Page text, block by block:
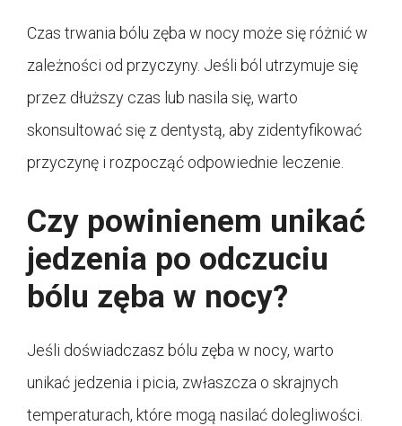
Czas trwania bólu zęba w nocy może się różnić w
zależności od przyczyny. Jeśli ból utrzymuje się
przez dłuższy czas lub nasila się, warto
skonsultować się z dentystą, aby zidentyfikować
przyczynę i rozpocząć odpowiednie leczenie.
Czy powinienem unikać
jedzenia po odczuciu
bólu zęba w nocy?
Jeśli doświadczasz bólu zęba w nocy, warto
unikać jedzenia i picia, zwłaszcza o skrajnych
temperaturach, które mogą nasilać dolegliwości.